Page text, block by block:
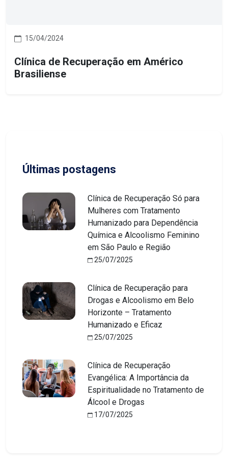
15/04/2024
Clínica de Recuperação em Américo
Brasiliense
Últimas postagens
Clínica de Recuperação Só para
Mulheres com Tratamento
Humanizado para Dependência
Química e Alcoolismo Feminino
em São Paulo e Região
25/07/2025
Clínica de Recuperação para
Drogas e Alcoolismo em Belo
Horizonte – Tratamento
Humanizado e Eficaz
25/07/2025
Clínica de Recuperação
Evangélica: A Importância da
Espiritualidade no Tratamento de
Álcool e Drogas
17/07/2025